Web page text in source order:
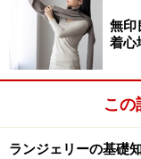
ワイヤーなしでも
格）
まず、グンゼの
「着心地の
無印
着心
この
ランジェリーの基礎